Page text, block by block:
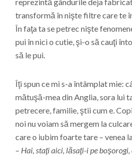
transformă în nişte filtre care te
În faţa ta se petrec nişte
pui în nici o cutie, şi-o să cauţi
să le pui.
Îţi spun ce mi s-a întâmplat mie:
mătuşă-mea din Anglia, sora lui
petrecere, familie, ştii cum e.
noi nu voiam să mergem la
care o iubim foarte tare – venea
– Hai, staţi aici, lăsaţi-i pe